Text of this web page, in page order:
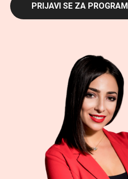
PRIJAVI SE ZA PROGRAM